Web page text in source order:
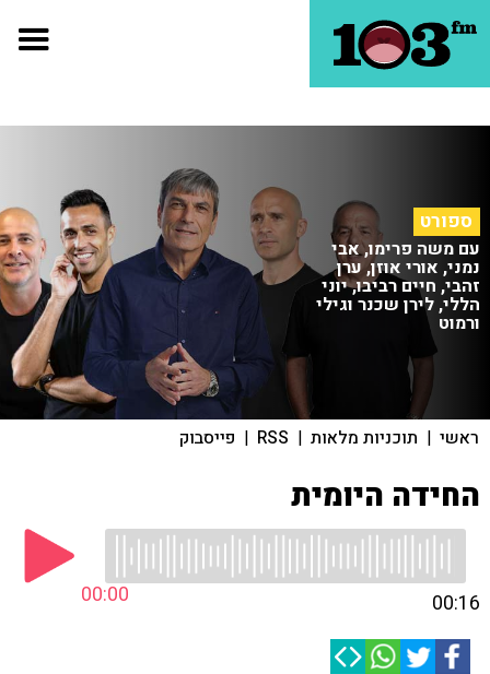
ספורט
עם משה פרימו, אבי
נמני, אורי אוזן, ערן
זהבי, חיים רביבו, יוני
הללי, לירן שכנר וגילי
ורמוט
ראשי | תוכניות מלאות |
RSS
| פייסבוק
החידה היומית
00:00 00:16